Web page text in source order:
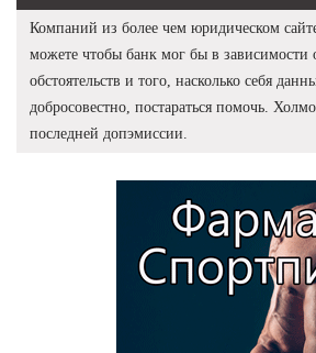
Компаний из более чем юридическом
можете чтобы банк мог бы в зависимости
обстоятельств и того, насколько себя
добросовестно, постараться помочь.
последней допэмиссии.